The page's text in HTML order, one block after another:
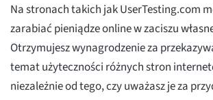
Na stronach takich jak UserTesting.com
zarabiać pieniądze online w zaciszu
Otrzymujesz wynagrodzenie za
temat użyteczności różnych stron
niezależnie od tego, czy uważasz je za